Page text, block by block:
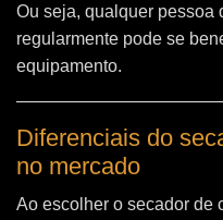
Ou seja, qualquer pessoa
regularmente pode se
equipamento.
Diferenciais do
no mercado
Ao escolher o secador de